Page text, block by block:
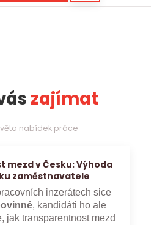
zajímat
nabídek práce
mezd v Česku: Výhoda
zaměstnavatele
inzerátech sice
, kandidáti ho ale
jak transparentnost mezd